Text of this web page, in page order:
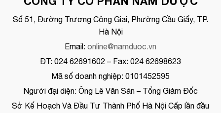
Số 51, Đường Trương Công Giai, Phường Cầu Giấy, TP.
Hà Nội
Email: online@namduoc.vn
ĐT: 024 62691602 – Fax: 024 62698623
Mã số doanh nghiệp: 0101452595
Người đại diện: Ông Lê Văn Sản – Tổng Giám Đốc
Sở Kế Hoạch Và Đầu Tư Thành Phố Hà Nội Cấp lần đầu